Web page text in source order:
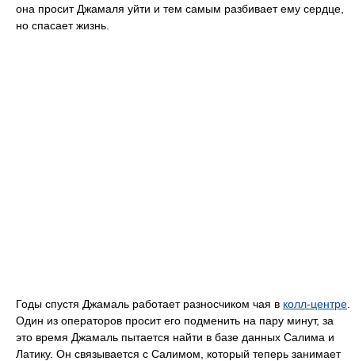
она просит Джамаля уйти и тем самым разбивает ему сердце,
но спасает жизнь.
Годы спустя Джамаль работает разносчиком чая в колл-центре
Один из операторов просит его подменить на пару минут, за
это время Джамаль пытается найти в базе данных Салима и
Латику. Он связывается с Салимом, который теперь занимает